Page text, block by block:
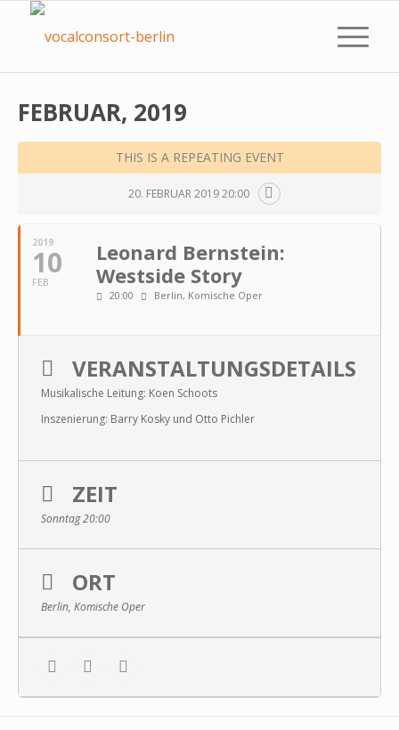
FEBRUAR, 2019
THIS IS A REPEATING EVENT
20. FEBRUAR 2019 20:00
2019
10
FEB
Leonard Bernstein:
Westside Story
20:00 Berlin, Komische Oper
VERANSTALTUNGSDETAILS
Musikalische Leitung: Koen Schoots
Inszenierung: Barry Kosky und Otto Pichler
ZEIT
Sonntag 20:00
ORT
Berlin, Komische Oper